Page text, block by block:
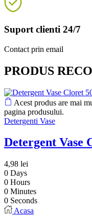
Suport clienti 24/7
Contact prin email
PRODUS
Acest produs are mai
pagina produsului.
Detergenti Vase
Detergent Vase
4,98 lei
0 Days
0 Hours
0 Minutes
0 Seconds
Acasa